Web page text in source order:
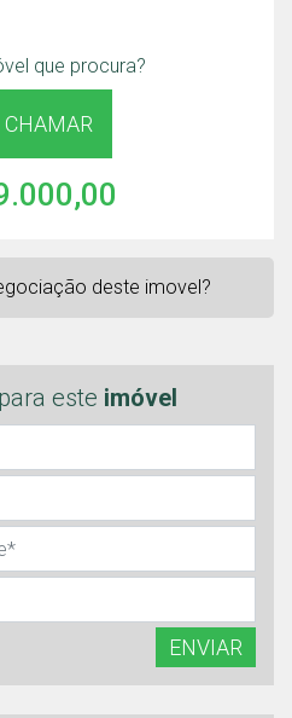
para este imóvel
ENVIAR
que procura?
CHAMAR
deste imovel?